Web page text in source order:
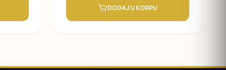
DODAJ U KORPU